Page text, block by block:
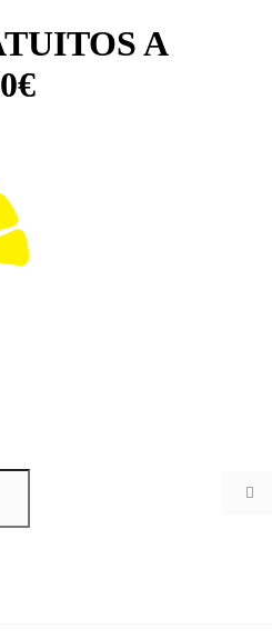
A
